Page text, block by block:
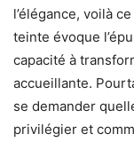
l’élégance, voilà
teinte évoque
capacité à
accueillante.
se demander
privilégier et